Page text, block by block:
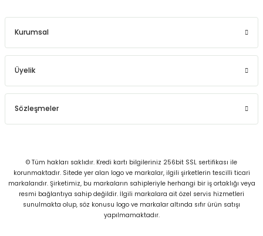
Kurumsal
Üyelik
Sözleşmeler
© Tüm hakları saklıdır. Kredi kartı bilgileriniz 256bit SSL sertifikası ile
korunmaktadır. Sitede yer alan logo ve markalar, ilgili şirketlerin tescilli ticari
markalarıdır. Şirketimiz, bu markaların sahipleriyle herhangi bir iş ortaklığı veya
resmi bağlantıya sahip değildir. İlgili markalara ait özel servis hizmetleri
sunulmakta olup, söz konusu logo ve markalar altında sıfır ürün satışı
yapılmamaktadır.